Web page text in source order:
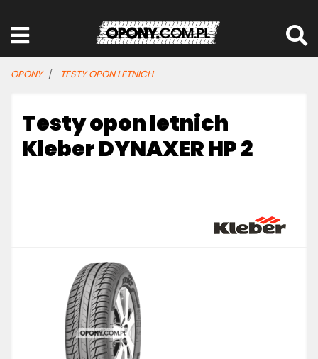
OPONY TESTY OPON LETNICH
Testy opon letnich
Kleber DYNAXER HP 2